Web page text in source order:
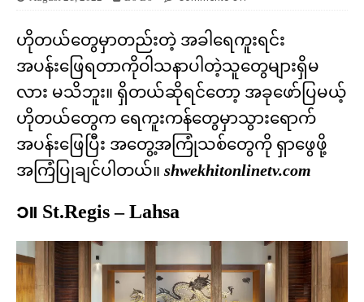
ဟိုတယ်တွေမှာတည်းတဲ့ အခါရေကူးရင်း
အပန်းဖြေရတာကိုဝါသနာပါတဲ့သူတွေများရှိမ
လား မသိဘူး။ ရှိတယ်ဆိုရင်တော့ အခုဖော်ပြမယ့်
ဟိုတယ်တွေက ရေကူးကန်တွေမှာသွားရောက်
အပန်းဖြေပြီး အတွေ့အကြုံသစ်တွေကို ရှာဖွေဖို့
အကြံပြုချင်ပါတယ်။ shwekhitonlinetv.com
၁။ St.Regis – Lahsa